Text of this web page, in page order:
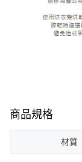
商品規格
材質